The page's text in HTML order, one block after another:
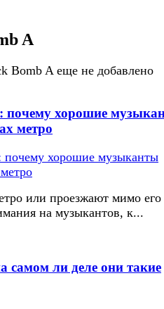
A
Bomb A еще не добавлено
почему хорошие
метро
или проезжают мимо его
на музыкантов, к...
самом ли деле они такие